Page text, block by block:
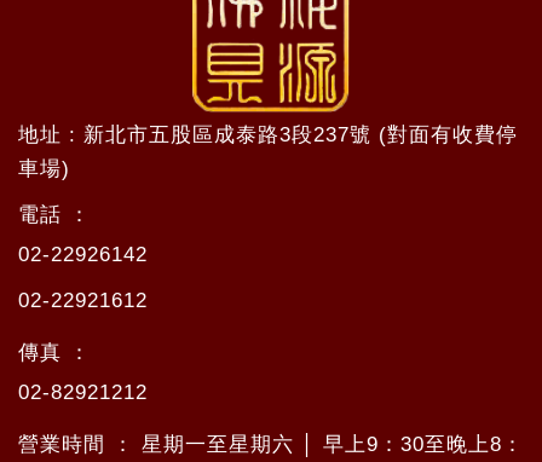
地址 : 新北市五股區成泰路3段237號 (對面有收費停
車場)
電話 ：
02-22926142
02-22921612
傳真 ：
02-82921212
營業時間 ： 星期一至星期六 │ 早上9：30至晚上8：